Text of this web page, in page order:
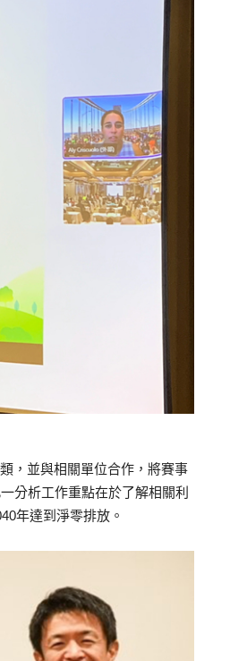
，並與相關單位合作，將賽事
分析工作重點在於了解相關利
年達到淨零排放。